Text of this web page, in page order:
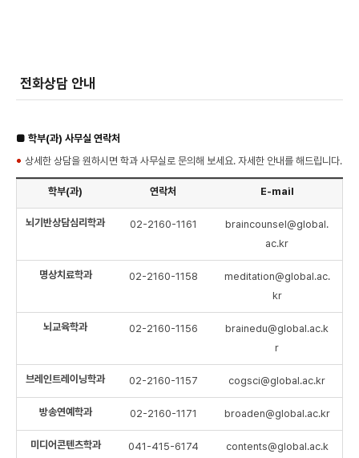
전화상담 안내
■ 학부(과) 사무실 연락처
상세한 상담을 원하시면 학과 사무실로 문의해 보세요. 자세한 안내를 해드립니다.
학부(과) 연락처 E-mail
뇌기반상담심리학과 02-2160-1161
braincounsel@global.
ac.kr
명상치료학과 02-2160-1158
meditation@global.ac.
kr
뇌교육학과 02-2160-1156
brainedu@global.ac.k
r
브레인트레이닝학과 02-2160-1157 cogsci@global.ac.kr
방송연예학과 02-2160-1171 broaden@global.ac.kr
미디어콘텐츠학과 041-415-6174
contents@global.ac.k